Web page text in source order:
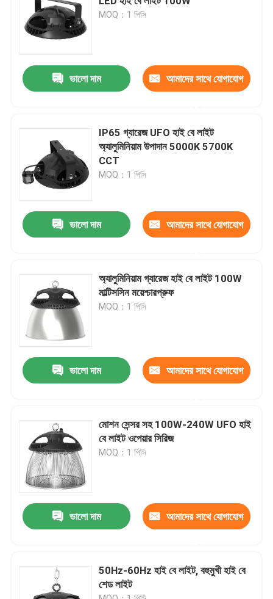
ভিডিও
আমাদের সম্পর্কে
মান নিয়ন্ত্রণ
উদ্ধৃতির জন্য আবেদন
LED স্পোর্ট কোর্ট লাইট
LED আউটডোর ফ্লাড লাইট
MOQ：1 পিসি
ভালো দাম আমাদের সাথে যোগাযোগ
IP65 গ্যারেজ UFO হাই বে লাইট
অ্যালুমিনিয়াম উপাদান 5000K 5700K
CCT
MOQ：1 পিসি
ভালো দাম আমাদের সাথে যোগাযোগ
অ্যালুমিনিয়াম গ্যারেজ হাই বে লাইট 100W
মাল্টিসসিন ময়েশ্চারপ্রুফ
MOQ：1 পিসি
ভালো দাম আমাদের সাথে যোগাযোগ
মোশন সেন্সর সহ 100W-240W UFO হাই
বে লাইট ওপেয়ার সিরিজ
MOQ：1 পিসি
ভালো দাম আমাদের সাথে যোগাযোগ
50Hz-60Hz হাই বে লাইট, বহুমুখী হাই বে
শেড লাইট